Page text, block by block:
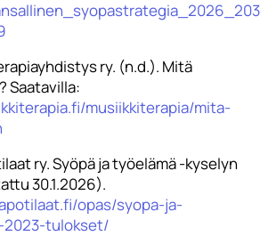
ry. (n.d.). Mitä
Saatavilla:
musiikkiterapia/mita-
ry. Syöpä ja työelämä -kyselyn
30.1.2026).
opas/syopa-ja-
2023-tulokset/